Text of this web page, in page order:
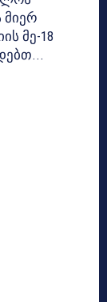
მიერ
მე-18